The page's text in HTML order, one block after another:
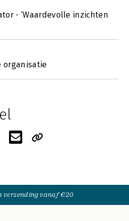
- ‘Waardevolle inzichten
organisatie
verzending vanaf €20